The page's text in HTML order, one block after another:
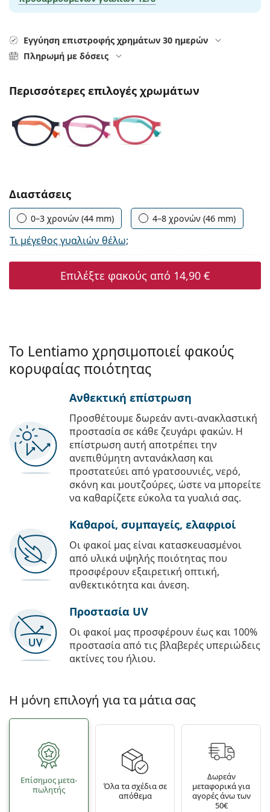
Persol
Όλες οι μάρκες
Εγγύηση επιστροφής χρημάτων 30 ημερών
Πληρωμή με δόσεις
Περισσότερες επιλογές χρωμάτων
Συμπληρώστε τις παράμετρους
Διαστάσεις
0–3 χρονών (44 mm) 4–8 χρονών (46 mm)
Τι μέγεθος γυαλιών θέλω;
Επιλέξτε φακούς από 14,90 €
Το Lentiamo χρησιμοποιεί φακούς
κορυφαίας ποιότητας
Ανθεκτική επίστρωση
Προσθέτουμε δωρεάν αντι-ανακλαστική
προστασία σε κάθε ζευγάρι φακών. Η
επίστρωση αυτή αποτρέπει την
ανεπιθύμητη αντανάκλαση και
προστατεύει από γρατσουνιές, νερό,
σκόνη και μουτζούρες, ώστε να μπορείτε
να καθαρίζετε εύκολα τα γυαλιά σας.
Καθαροί, συμπαγείς, ελαφριοί
Οι φακοί μας είναι κατασκευασμένοι
από υλικά υψηλής ποιότητας που
προσφέρουν εξαιρετική οπτική,
ανθεκτικότητα και άνεση.
Προστασία UV
Οι φακοί μας προσφέρουν έως και 100%
προστασία από τις βλαβερές υπεριώδεις
ακτίνες του ήλιου.
Η μόνη επιλογή για τα μάτια σας
Επίσημος μετα­
πωλητής
Όλα τα σχέδια σε
απόθεμα
Δωρεάν
μεταφορικά για
αγορές άνω των
50€